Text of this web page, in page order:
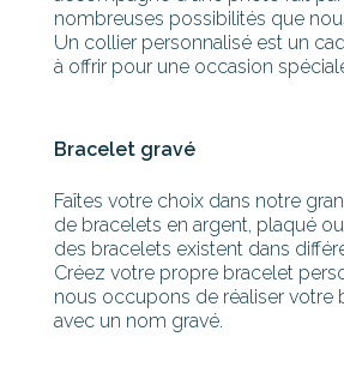
nombreuses possibilités que
Un collier personnalisé est un
à offrir pour une occasion
Bracelet gravé
Faîtes votre choix dans notre
de bracelets en argent, plaqué
des bracelets existent dans
Créez votre propre bracelet
nous occupons de réaliser votre
avec un nom gravé.